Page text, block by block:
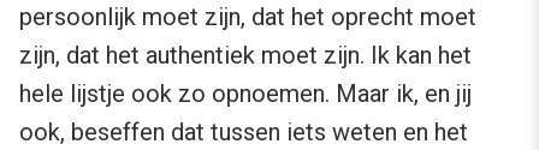
persoonlijk moet zijn, dat het oprecht moet
zijn, dat het authentiek moet zijn. Ik kan het
hele lijstje ook zo opnoemen. Maar ik, en jij
ook, beseffen dat tussen iets weten en het